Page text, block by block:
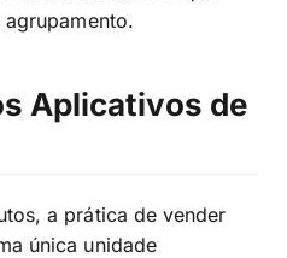
Aplicativos de
a prática de vender
única unidade